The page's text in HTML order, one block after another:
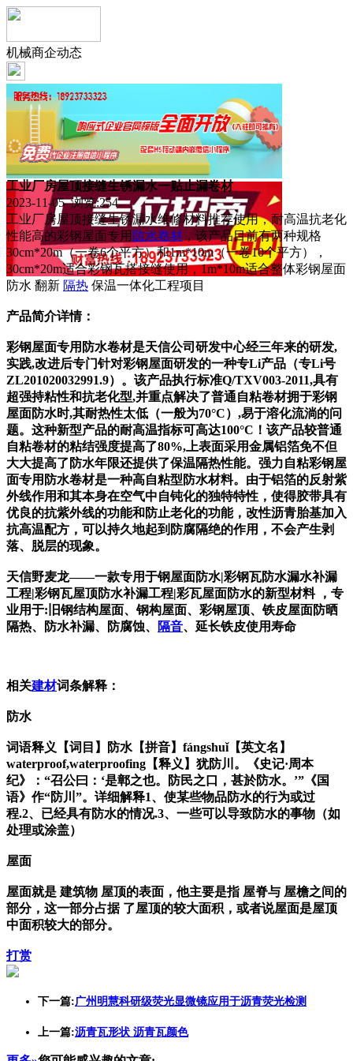
机械商企动态
工业厂房屋顶接缝生锈漏水一贴止漏卷材
2023-11-05 浏览:254
工业厂房屋顶接缝生锈漏水维修材料推荐使用，耐高温抗老化
性能高的彩钢屋面专用 防水卷材 ，该产品目前有两种规格
30cm*20m（一卷6个平方）和1m*10m（一卷10个平方），
30cm*20m适合彩钢瓦搭接缝使用，1m*10m适合整体彩钢屋面
防水 翻新 隔热 保温一体化工程项目
产品简介详情：
彩钢屋面专用防水卷材是天信公司研发中心经三年来的研发,
实践,改进后专门针对彩钢屋面研发的一种专Li产品（专Li号
ZL201020032991.9）。该产品执行标准Q/TXV003-2011,具有
超强持粘性和抗老化型,并重点解决了普通自粘卷材拥于彩钢
屋面防水时,其耐热性太低（一般为70°C）,易于溶化流淌的问
题。这种新型产品的耐高温指标可高达100°C！该产品较普通
自粘卷材的粘结强度提高了80%,上表面采用金属铝箔免不但
大大提高了防水年限还提供了保温隔热性能。强力自粘彩钢屋
面专用防水卷材是一种高自粘型防水材料。由于铝箔的反射紫
外线作用和其本身在空气中自钝化的独特特性，使得胶带具有
优良的抗紫外线的功能和防止老化的功能，改性沥青胎基加入
抗高温配方，可以持久地起到防腐隔绝的作用，不会产生剥
落、脱层的现象。
天信野麦龙——一款专用于钢屋面防水|彩钢瓦防水漏水补漏
工程|彩钢瓦屋顶防水补漏工程|彩瓦屋面防水的新型材料 ，专
业用于:旧钢结构屋面、钢构屋面、彩钢屋顶、铁皮屋面防晒
隔热、防水补漏、防腐蚀、
隔音、延长铁皮使用寿命
相关建材词条解释：
防水
词语释义【词目】防水【拼音】fángshuǐ【英文名】
waterproof,waterproofing【释义】犹防川。《史记·周本
纪》：“召公曰：‘是鄣之也。防民之口，甚於防水。’”《国
语》作“防川”。详细解释1、使某些物品防水的行为或过
程.2、已经具有防水的情况.3、一些可以导致防水的事物（如
处理或涂盖）
屋面
屋面就是 建筑物 屋顶的表面，他主要是指 屋脊与 屋檐之间的
部分，这一部分占据 了屋顶的较大面积，或者说屋面是屋顶
中面积较大的部分。
打赏
下一篇:广州明慧科研级荧光显微镜应用于沥青荧光检测
上一篇:沥青瓦形状 沥青瓦颜色